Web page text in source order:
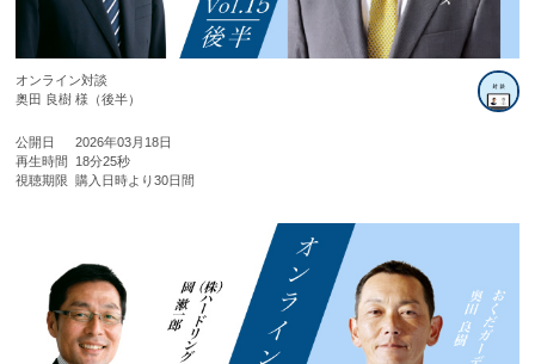
オンライン対談
奥田 良樹 様（後半）
公開日
2026年03月18日
再生時間
18分25秒
視聴期限
購入日時より30日間